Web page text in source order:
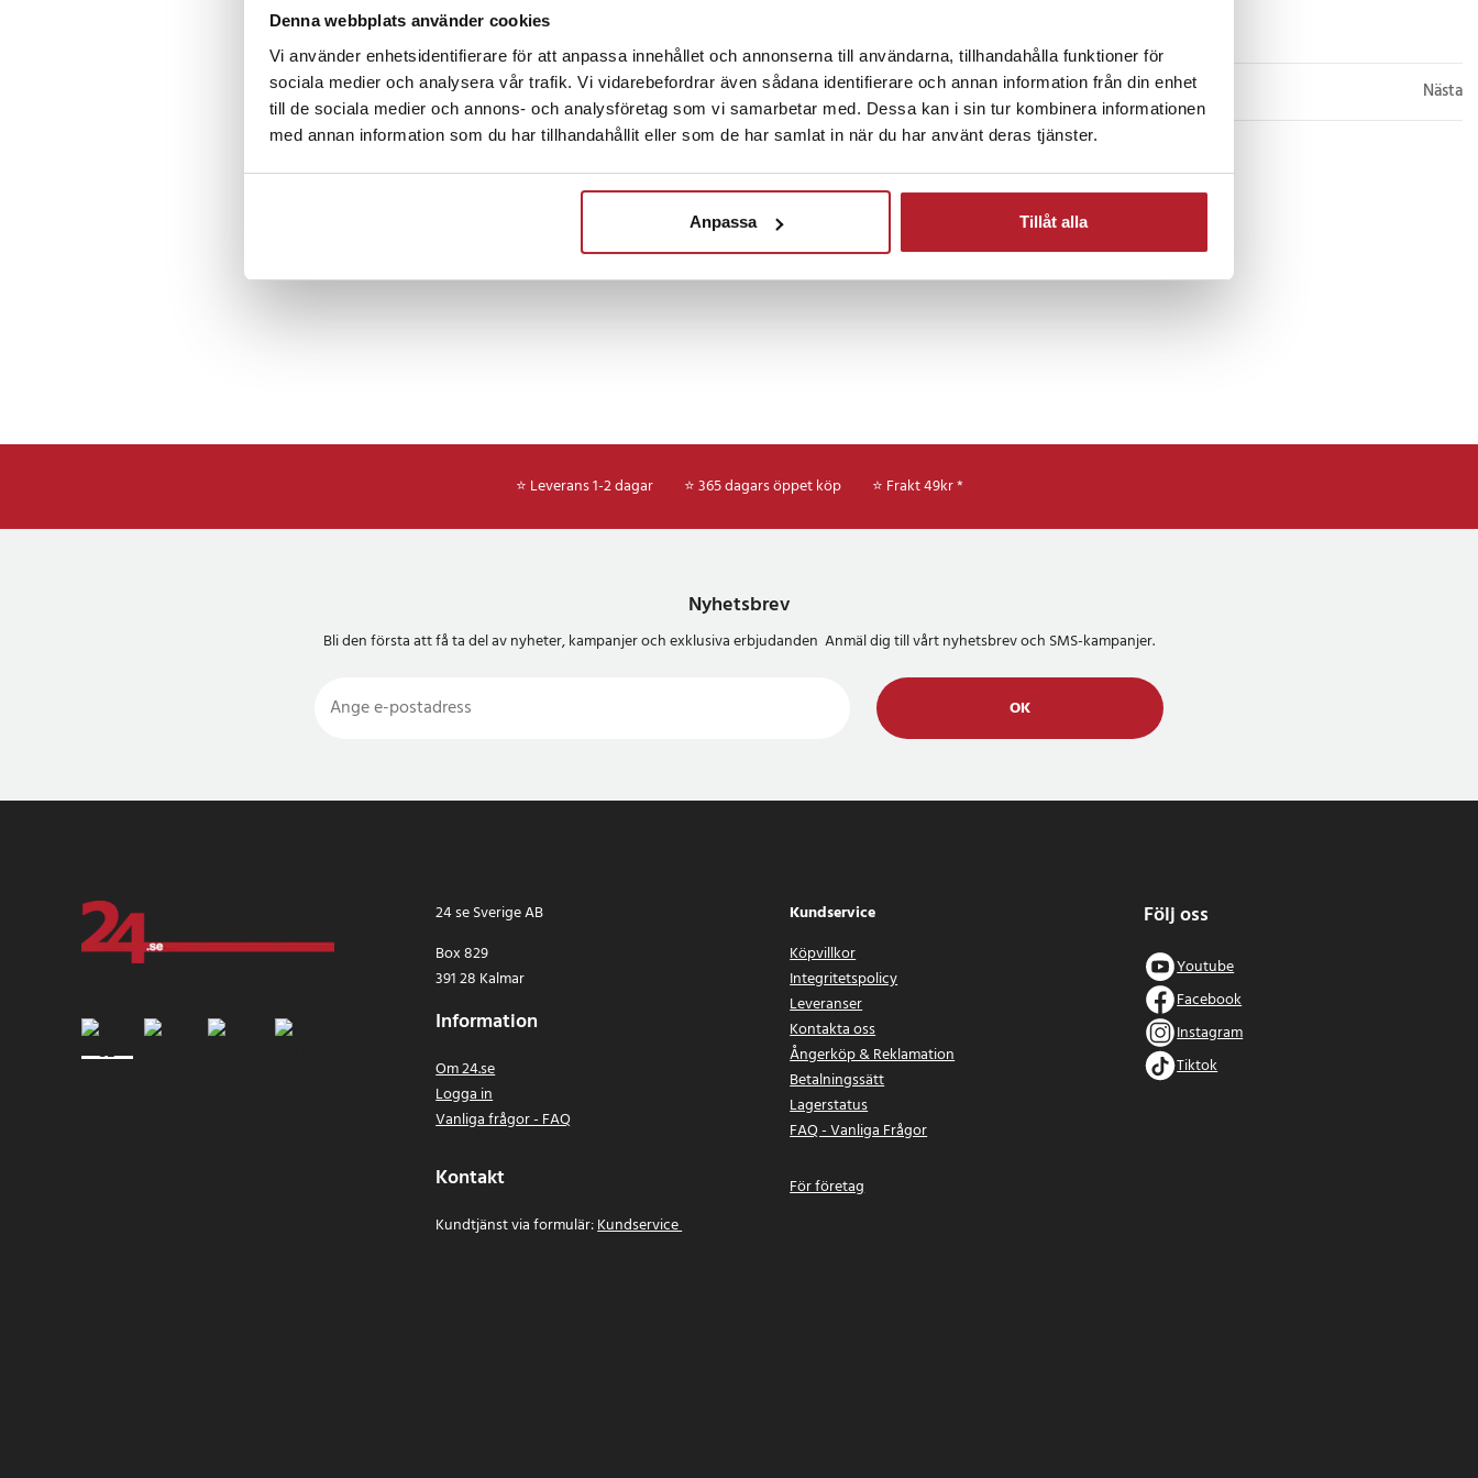
Denna webbplats använder cookies
Vi använder enhetsidentifierare för att anpassa innehållet och annonserna till användarna, tillhandahålla funktioner för
sociala medier och analysera vår trafik. Vi vidarebefordrar även sådana identifierare och annan information från din enhet
till de sociala medier och annons- och analysföretag som vi samarbetar med. Dessa kan i sin tur kombinera informationen
med annan information som du har tillhandahållit eller som de har samlat in när du har använt deras tjänster.
Anpassa Tillåt alla
Köp
Föregående 1 Nästa
⭐ Leverans 1-2 dagar ⭐ 365 dagars öppet köp ⭐ Frakt 49kr *
Nyhetsbrev
Bli den första att få ta del av nyheter, kampanjer och exklusiva erbjudanden Anmäl dig till vårt nyhetsbrev och SMS-kampanjer.
OK
24 se Sverige AB
Box 829
391 28 Kalmar
Information
Om 24.se
Logga in
Vanliga frågor - FAQ
Kontakt
Kundtjänst via formulär:Kundservice
Kundservice
Köpvillkor
Integritetspolicy
Leveranser
Kontakta oss
Ångerköp & Reklamation
Betalningssätt
Lagerstatus
FAQ - Vanliga Frågor
För företag
Följ oss
Youtube
Facebook
Instagram
Tiktok